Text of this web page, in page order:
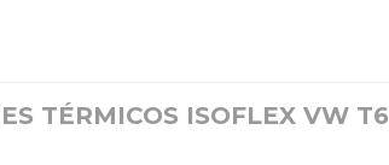
TÉRMICOS ISOFLEX VW T6